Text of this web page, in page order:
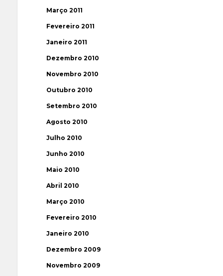
Março 2011
Fevereiro 2011
Janeiro 2011
Dezembro 2010
Novembro 2010
Outubro 2010
Setembro 2010
Agosto 2010
Julho 2010
Junho 2010
Maio 2010
Abril 2010
Março 2010
Fevereiro 2010
Janeiro 2010
Dezembro 2009
Novembro 2009